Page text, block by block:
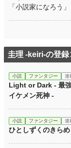
「小説家になろう
圭理 -keiri-の登録
小説 ファンタジー 連
Light or Dark - 最
イケメン死神 -
小説 ファンタジー 連
ひとしずくのきら